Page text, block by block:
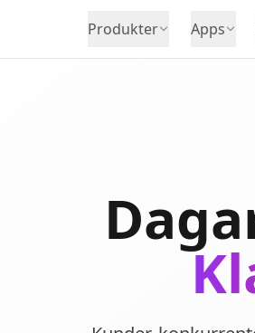
Produkter Apps